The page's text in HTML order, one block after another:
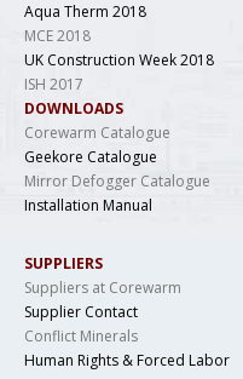
Aqua Therm 2018
MCE 2018
UK Construction Week 2018
ISH 2017
DOWNLOADS
Corewarm Catalogue
Geekore Catalogue
Mirror Defogger Catalogue
Installation Manual
SUPPLIERS
Suppliers at Corewarm
Supplier Contact
Conflict Minerals
Human Rights & Forced Labor